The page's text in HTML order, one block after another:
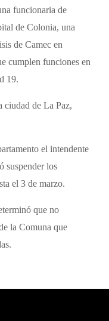
funcionaria de
de Colonia, una
de Camec en
cumplen funciones en
19.
ciudad de La Paz,
el intendente
suspender los
el 3 de marzo.
que no
la Comuna que